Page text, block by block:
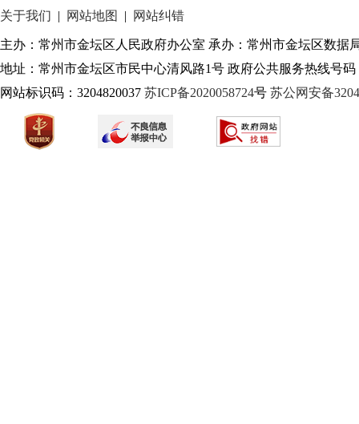
关于我们 | 网站地图 | 网站纠错
主办：常州市金坛区人民政府办公室 承办：常州市金坛区数据
地址：常州市金坛区市民中心清风路1号 政府公共服务热线号码
网站标识码：3204820037 苏ICP备2020058724号 苏公网安备